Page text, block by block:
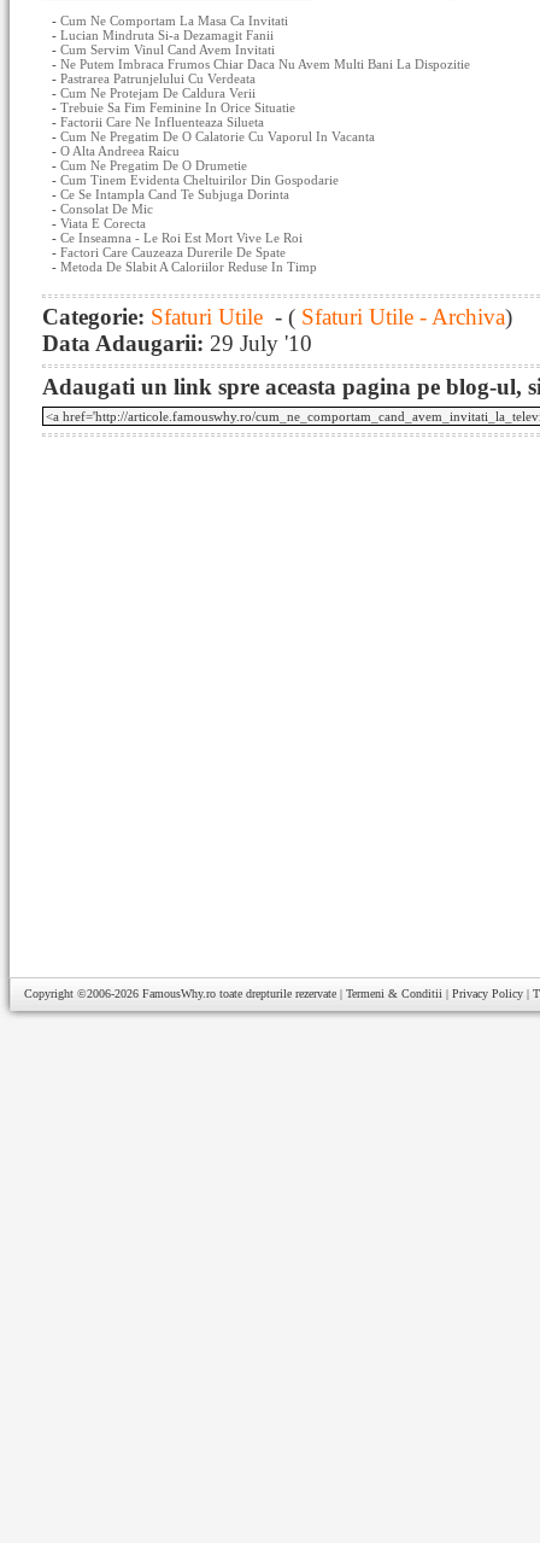
- Cum Ne Comportam La Masa Ca Invitati
- Lucian Mindruta Si-a Dezamagit Fanii
- Cum Servim Vinul Cand Avem Invitati
- Ne Putem Imbraca Frumos Chiar Daca Nu Avem Multi Bani La Dispozitie
- Pastrarea Patrunjelului Cu Verdeata
- Cum Ne Protejam De Caldura Verii
- Trebuie Sa Fim Feminine In Orice Situatie
- Factorii Care Ne Influenteaza Silueta
- Cum Ne Pregatim De O Calatorie Cu Vaporul In Vacanta
- O Alta Andreea Raicu
- Cum Ne Pregatim De O Drumetie
- Cum Tinem Evidenta Cheltuirilor Din Gospodarie
- Ce Se Intampla Cand Te Subjuga Dorinta
- Consolat De Mic
- Viata E Corecta
- Ce Inseamna - Le Roi Est Mort Vive Le Roi
- Factori Care Cauzeaza Durerile De Spate
- Metoda De Slabit A Caloriilor Reduse In Timp
Categorie: Sfaturi Utile - ( Sfaturi Utile - Archiva)
Data Adaugarii: 29 July '10
Adaugati un link spre aceasta pagina pe blog-ul,
Copyright ©2006-2026 FamousWhy.ro toate drepturile rezervate | Termeni & Conditii | Privacy Policy |